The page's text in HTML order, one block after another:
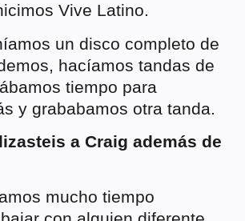
Vive Latino.
un disco completo de
hacíamos tandas de
tiempo para
y grababamos otra tanda.
a Craig además de
mucho tiempo